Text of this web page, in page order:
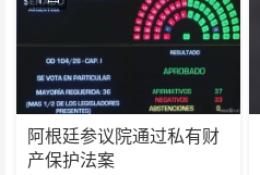
阿根廷参议院通过私有财
产保护法案